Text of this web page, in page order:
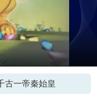
古一帝秦始皇